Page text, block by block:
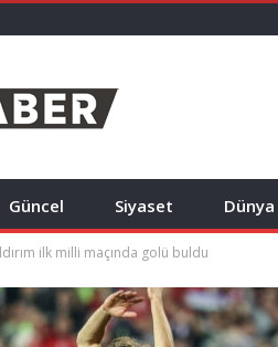
Güncel Siyaset Dünya
ilk milli maçında golü buldu